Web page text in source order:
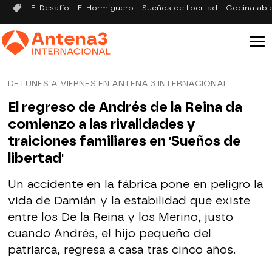
El Desafío El Hormiguero Sueños de libertad Cocina
DE LUNES A VIERNES EN ANTENA 3 INTERNACIONAL
El regreso de Andrés de la Reina da
comienzo a las rivalidades y
traiciones familiares en 'Sueños de
libertad'
Un accidente en la fábrica pone en peligro la
vida de Damián y la estabilidad que existe
entre los De la Reina y los Merino, justo
cuando Andrés, el hijo pequeño del
patriarca, regresa a casa tras cinco años.